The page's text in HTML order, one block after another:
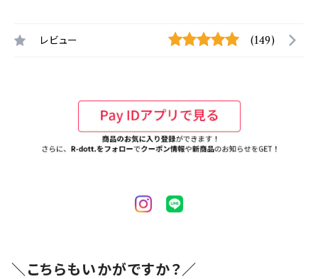
レビュー (149)
＼こちらもいかがですか？／